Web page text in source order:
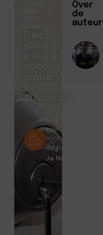
Over
de
auteur
tuinieren
geen
account?
Registreer
Je Nu!